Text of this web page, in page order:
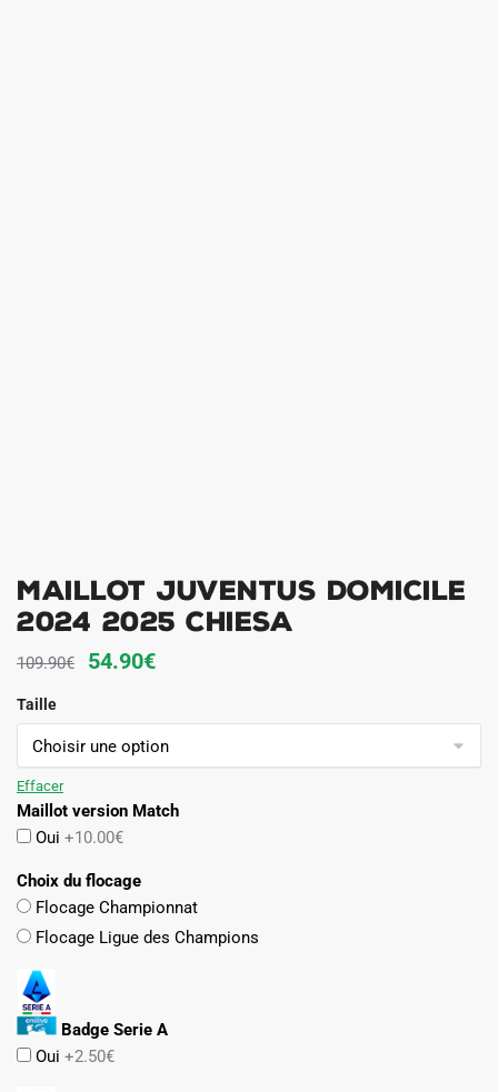
Maillot Juventus Domicile
2024 2025 Chiesa
109.90€
Le
initial
était :
54.90€Le
actuel
est :
Taille
Effacer
Maillot version Match
Oui +10.00€
Choix du flocage
Flocage Championnat
Flocage Ligue des Champions
Badge Serie A
Oui +2.50€